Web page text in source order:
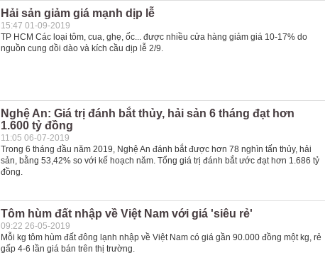
Hải sản giảm giá mạnh dịp lễ
15:47 01-09-2019
TP HCM Các loại tôm, cua, ghẹ, ốc... được nhiều cửa hàng giảm giá 10-17% do
nguồn cung dồi dào và kích cầu dịp lễ 2/9.
Nghệ An: Giá trị đánh bắt thủy, hải sản 6 tháng đạt hơn
1.600 tỷ đồng
11:05 06-07-2019
Trong 6 tháng đầu năm 2019, Nghệ An đánh bắt được hơn 78 nghìn tấn thủy, hải
sản, bằng 53,42% so với kế hoạch năm. Tổng giá trị đánh bắt ước đạt hơn 1.686 tỷ
đồng.
Tôm hùm đất nhập về Việt Nam với giá 'siêu rẻ'
09:22 26-05-2019
Mỗi kg tôm hùm đất đông lạnh nhập về Việt Nam có giá gần 90.000 đồng một kg, rẻ
gấp 4-6 lần giá bán trên thị trường.